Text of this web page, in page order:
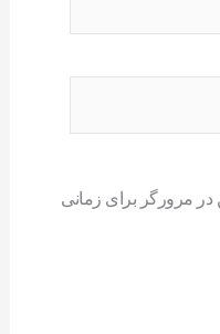
در مرورگر برای زمانی